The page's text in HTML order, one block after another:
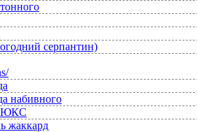
серпантин)
набивного
ЛЮКС
жаккард